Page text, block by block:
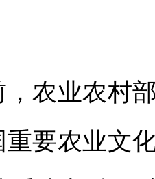
业农村部
要农业文